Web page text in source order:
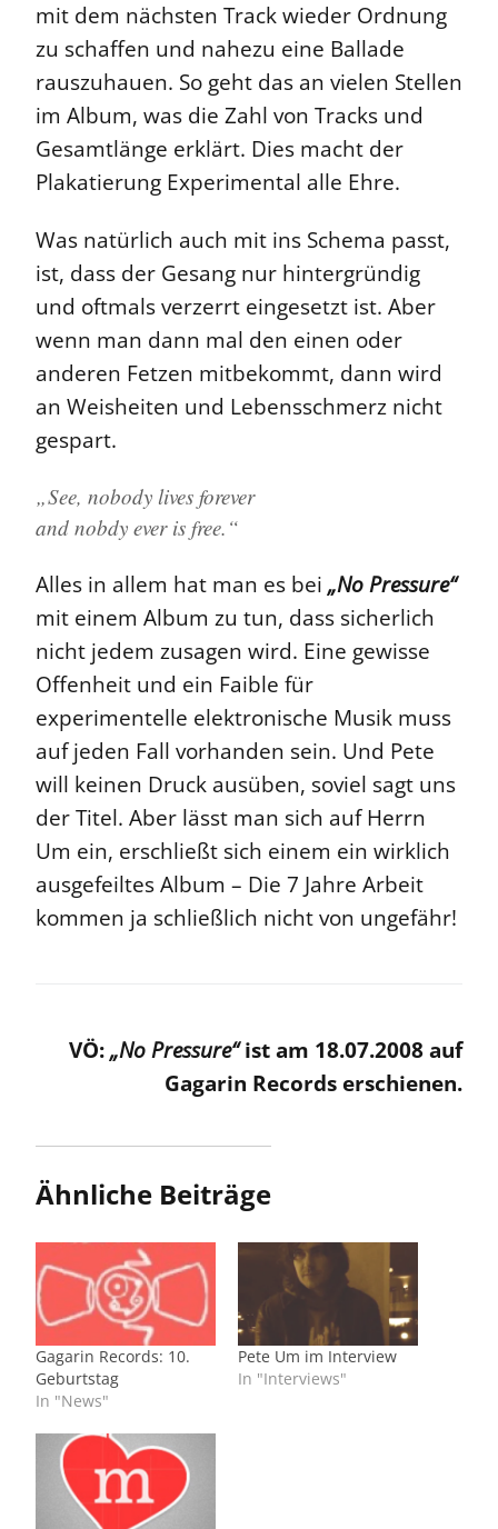
mit dem nächsten Track wieder Ordnung
zu schaffen und nahezu eine Ballade
rauszuhauen. So geht das an vielen Stellen
im Album, was die Zahl von Tracks und
Gesamtlänge erklärt. Dies macht der
Plakatierung Experimental alle Ehre.
Was natürlich auch mit ins Schema passt,
ist, dass der Gesang nur hintergründig
und oftmals verzerrt eingesetzt ist. Aber
wenn man dann mal den einen oder
anderen Fetzen mitbekommt, dann wird
an Weisheiten und Lebensschmerz nicht
gespart.
„See, nobody lives forever
and nobdy ever is free.“
Alles in allem hat man es bei „No Pressure“
mit einem Album zu tun, dass sicherlich
nicht jedem zusagen wird. Eine gewisse
Offenheit und ein Faible für
experimentelle elektronische Musik muss
auf jeden Fall vorhanden sein. Und Pete
will keinen Druck ausüben, soviel sagt uns
der Titel. Aber lässt man sich auf Herrn
Um ein, erschließt sich einem ein wirklich
ausgefeiltes Album – Die 7 Jahre Arbeit
kommen ja schließlich nicht von ungefähr!
VÖ:„No Pressure“ist am 18.07.2008 auf
Gagarin Records erschienen.
Ähnliche Beiträge
Gagarin Records: 10.
Geburtstag
In "News"
Pete Um im Interview
In "Interviews"